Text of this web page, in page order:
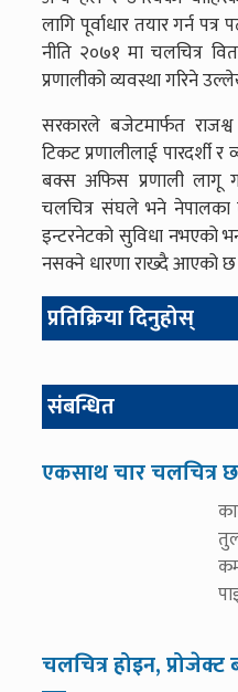
लागि पूर्वाधार तयार गर्न
नीति २०७१ मा चलचित्र
प्रणालीको व्यवस्था गरिने
सरकारले बजेटमार्फत
टिकट प्रणालीलाई पारदर्शी
बक्स अफिस प्रणाली लागू
चलचित्र संघले भने नेपालका
इन्टरनेटको सुविधा नभएको
नसक्ने धारणा राख्दै आएको छ
प्रतिक्रिया दिनुहोस्
संबन्धित
एकसाथ चार चलचित्र
चलचित्र होइन,